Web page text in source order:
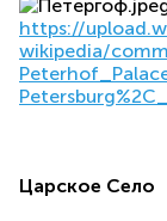
https://
wikipedia/
Царское Село